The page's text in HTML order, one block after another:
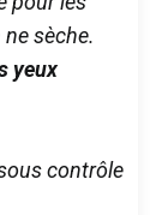
sèche.
yeux
contrôle